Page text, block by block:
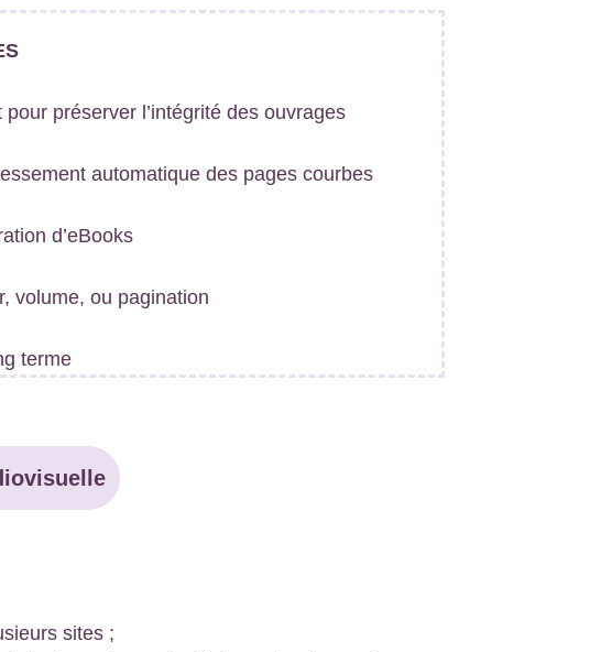
préserver l’intégrité des ouvrages
automatique des pages courbes
d’eBooks
volume, ou pagination
terme
sites ;